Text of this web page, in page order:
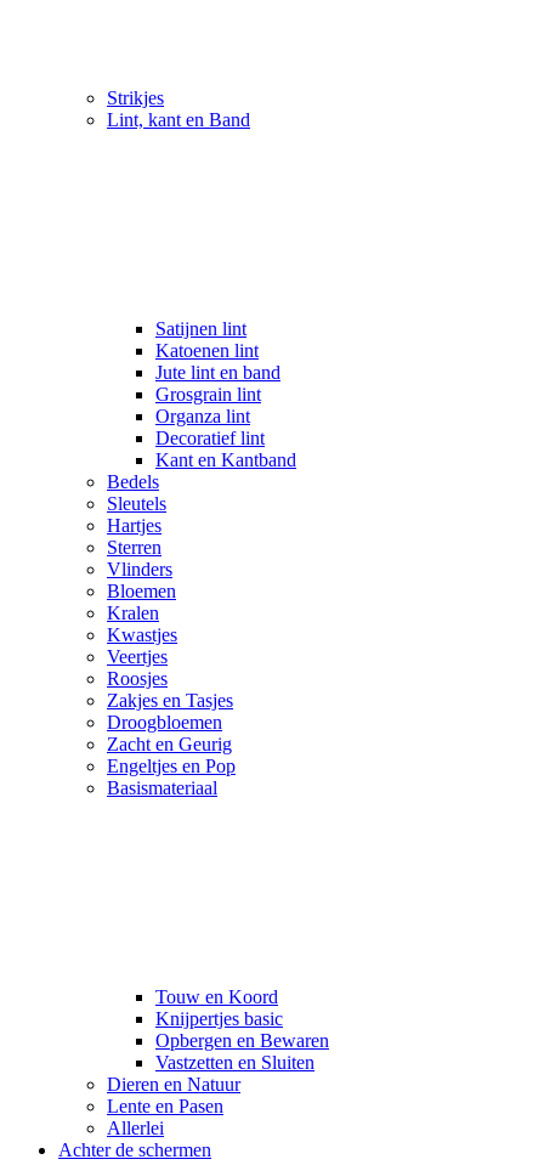
Strikjes
Lint, kant en Band
Satijnen lint
Katoenen lint
Jute lint en band
Grosgrain lint
Organza lint
Decoratief lint
Kant en Kantband
Bedels
Sleutels
Hartjes
Sterren
Vlinders
Bloemen
Kralen
Kwastjes
Veertjes
Roosjes
Zakjes en Tasjes
Droogbloemen
Zacht en Geurig
Engeltjes en Pop
Basismateriaal
Touw en Koord
Knijpertjes basic
Opbergen en Bewaren
Vastzetten en Sluiten
Dieren en Natuur
Lente en Pasen
Allerlei
Achter de schermen